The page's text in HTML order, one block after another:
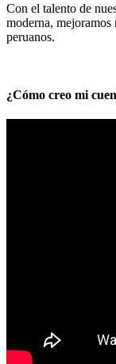
Con el talento de
moderna, mejoramos
peruanos.
¿Cómo creo mi